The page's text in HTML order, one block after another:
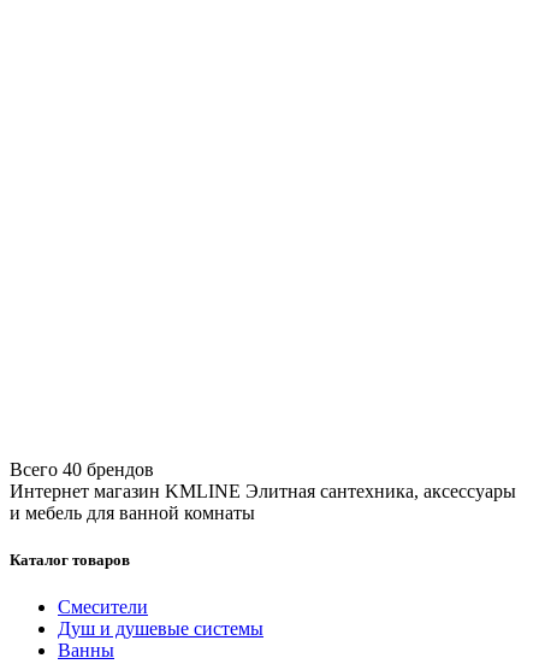
Всего 40 брендов
Интернет магазин KMLINE Элитная сантехника, аксессуары
и мебель для ванной комнаты
Каталог товаров
Смесители
Душ и душевые системы
Ванны